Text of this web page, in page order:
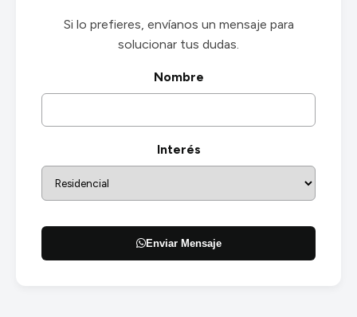
Si lo prefieres, envíanos un mensaje para
solucionar tus dudas.
Nombre
Interés
Enviar Mensaje